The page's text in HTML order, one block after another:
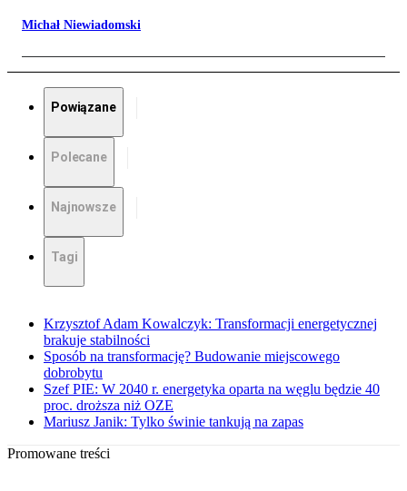
Michał Niewiadomski
Powiązane
Polecane
Najnowsze
Tagi
Krzysztof Adam Kowalczyk: Transformacji energetycznej
brakuje stabilności
Sposób na transformację? Budowanie miejscowego
dobrobytu
Szef PIE: W 2040 r. energetyka oparta na węglu będzie 40
proc. droższa niż OZE
Mariusz Janik: Tylko świnie tankują na zapas
Promowane treści